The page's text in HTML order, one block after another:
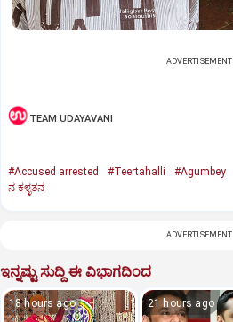
ADVERTISEMENT
TEAM UDAYAVANI
#Accused arrested #Teertahalli #Agumbey
ನ ಕಳ್ಳತನ
ADVERTISEMENT
ಇನ್ನಷ್ಟು ಸುದ್ದಿ ಈ ವಿಭಾಗದಿಂದ
18 hours ago 21 hours ago